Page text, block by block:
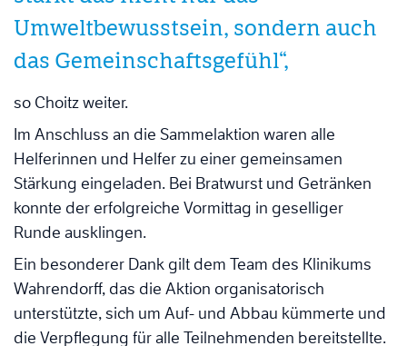
Umweltbewusstsein, sondern auch
das Gemeinschaftsgefühl“,
so Choitz weiter.
Im Anschluss an die Sammelaktion waren alle
Helferinnen und Helfer zu einer gemeinsamen
Stärkung eingeladen. Bei Bratwurst und Getränken
konnte der erfolgreiche Vormittag in geselliger
Runde ausklingen.
Ein besonderer Dank gilt dem Team des Klinikums
Wahrendorff, das die Aktion organisatorisch
unterstützte, sich um Auf- und Abbau kümmerte und
die Verpflegung für alle Teilnehmenden bereitstellte.